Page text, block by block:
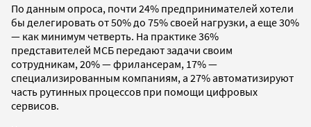
По данным опроса, почти 24% предпринимателей хотели
бы делегировать от 50% до 75% своей нагрузки, а еще 30%
— как минимум четверть. На практике 36%
представителей МСБ передают задачи своим
сотрудникам, 20% — фрилансерам, 17% —
специализированным компаниям, а 27% автоматизируют
часть рутинных процессов при помощи цифровых
сервисов.